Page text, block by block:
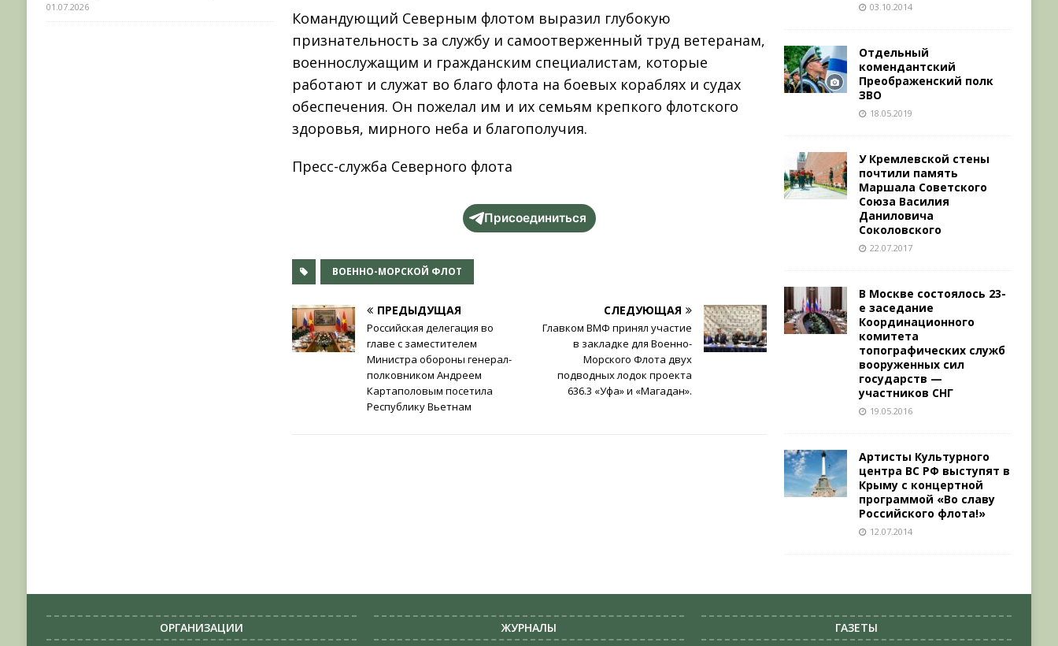
Командующий Северным флотом выразил глубокую
признательность за службу и самоотверженный труд ветеранам,
военнослужащим и гражданским специалистам, которые
работают и служат во благо флота на боевых кораблях и судах
обеспечения. Он пожелал им и их семьям крепкого флотского
здоровья, мирного неба и благополучия.
Пресс-служба Северного флота
Присоединиться
ВОЕННО-МОРСКОЙ ФЛОТ
ПРЕДЫДУЩАЯ
Российская делегация во
главе с заместителем
Министра обороны генерал-
полковником Андреем
Картаполовым посетила
Республику Вьетнам
СЛЕДУЮЩАЯ
Главком ВМФ принял участие
в закладке для Военно-
Морского Флота двух
подводных лодок проекта
636.3 «Уфа» и «Магадан».
01.07.2026 03.10.2014
Отдельный
комендантский
Преображенский полк
ЗВО
18.05.2019
У Кремлевской стены
почтили память
Маршала Советского
Союза Василия
Даниловича
Соколовского
22.07.2017
В Москве состоялось 23-
е заседание
Координационного
комитета
топографических служб
вооруженных сил
государств —
участников СНГ
19.05.2016
Артисты Культурного
центра ВС РФ выступят в
Крыму с концертной
программой «Во славу
Российского флота!»
12.07.2014
ОРГАНИЗАЦИИ ЖУРНАЛЫ ГАЗЕТЫ